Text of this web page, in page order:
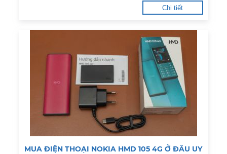
Chi tiết
MUA ĐIỆN THOẠI NOKIA HMD 105 4G Ở ĐÂU UY